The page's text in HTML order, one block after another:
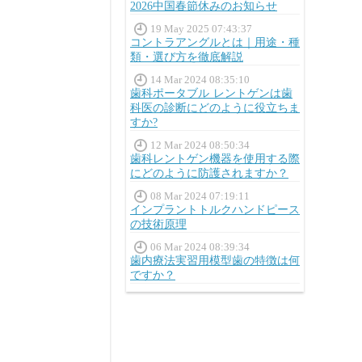
2026中国春節休みのお知らせ
19 May 2025 07:43:37
コントラアングルとは｜用途・種
類・選び方を徹底解説
14 Mar 2024 08:35:10
歯科ポータブル レントゲンは歯
科医の診断にどのように役立ちま
すか?
12 Mar 2024 08:50:34
歯科レントゲン機器を使用する際
にどのように防護されますか？
08 Mar 2024 07:19:11
インプラントトルクハンドピース
の技術原理
06 Mar 2024 08:39:34
歯内療法実習用模型歯の特徴は何
ですか？